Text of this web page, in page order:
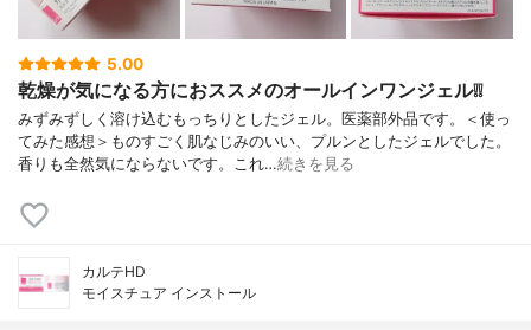
5.00
乾燥が気になる方におススメのオールインワンジェル❕❕
みずみずしく溶け込むもっちりとしたジェル。医薬部外品です。＜使っ
てみた感想＞ものすごく肌なじみのいい、プルンとしたジェルでした。
香りも全然気にならないです。これ…続きを見る
カルテHD
モイスチュア インストール